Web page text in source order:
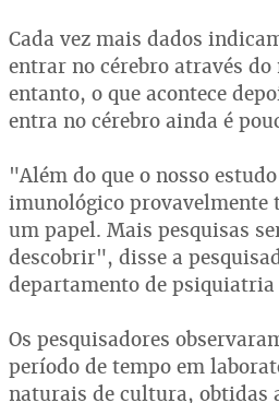
Cada vez mais dados
entrar no cérebro através
entanto, o que acontece
entra no cérebro ainda é
"Além do que o nosso
imunológico provavelmente
um papel. Mais pesquisas
descobrir", disse a
departamento de
Os pesquisadores
período de tempo em
naturais de cultura, obtidas